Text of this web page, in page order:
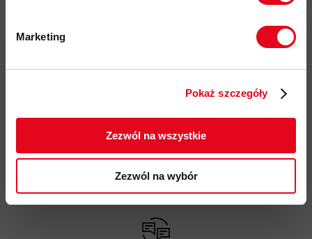
Marketing
Pokaż szczegóły
Zezwól na wszystkie
Zezwól na wybór
zgodnie z Polityką prywatności.